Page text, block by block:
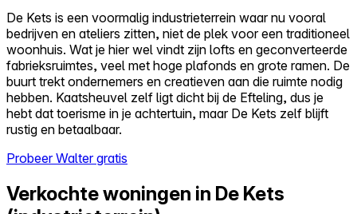
Reviews
Prijzen
Log in
Probeer Walter gratis
De Kets is een voormalig industrieterrein waar nu vooral
bedrijven en ateliers zitten, niet de plek voor een traditioneel
woonhuis. Wat je hier wel vindt zijn lofts en geconverteerde
fabrieksruimtes, veel met hoge plafonds en grote ramen. De
buurt trekt ondernemers en creatieven aan die ruimte nodig
hebben. Kaatsheuvel zelf ligt dicht bij de Efteling, dus je
hebt dat toerisme in je achtertuin, maar De Kets zelf blijft
rustig en betaalbaar.
Probeer Walter gratis
Verkochte woningen in De Kets